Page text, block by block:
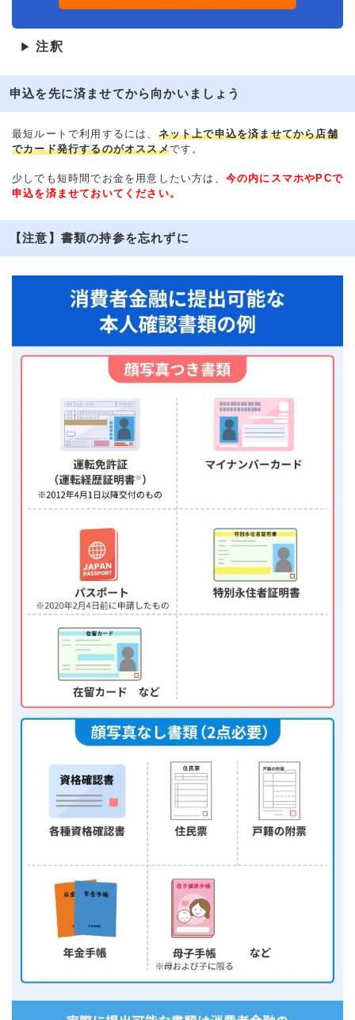
▶ 注釈
申込を先に済ませてから向かいましょう
最短ルートで利用するには、 ネット上で申込を済ませてから店舗
でカード発行するのがオススメです。
少しでも短時間でお金を用意したい方は、 今の内にスマホやPCで
申込を済ませておいてください。
【注意】書類の持参を忘れずに